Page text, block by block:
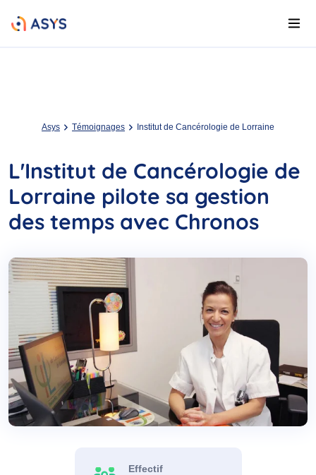
Asys Témoignages Institut de Cancérologie de Lorraine
L'Institut de Cancérologie de
Lorraine pilote sa gestion
des temps avec Chronos
Effectif